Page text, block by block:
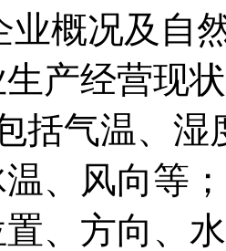
业概况及自
产经营现
括气温、
、风向等
、方向、